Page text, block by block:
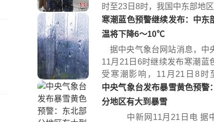
时至23日8时，我国中东部地
寒潮蓝色预警继续发布：中东
温将下降6～10℃
据中央气象台网站消息，中
11月21日6时继续发布寒潮蓝
受寒潮影响，11月21日8时
时...
中央气象台发布暴雪黄色预警
分地区有大到暴雪
中新网11月21日电 据